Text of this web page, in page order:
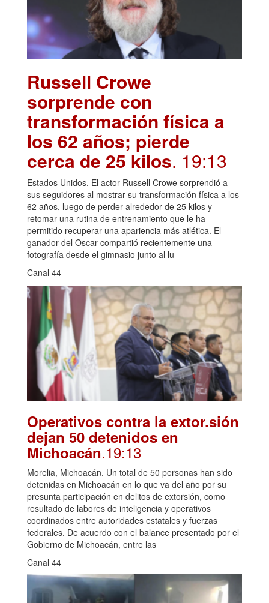
Russell Crowe
sorprende con
transformación física a
los 62 años; pierde
cerca de 25 kilos. 19:13
Estados Unidos. El actor Russell Crowe sorprendió a
sus seguidores al mostrar su transformación física a los
62 años, luego de perder alrededor de 25 kilos y
retomar una rutina de entrenamiento que le ha
permitido recuperar una apariencia más atlética. El
ganador del Oscar compartió recientemente una
fotografía desde el gimnasio junto al lu
Canal 44
Operativos contra la extor.sión
dejan 50 detenidos en
Michoacán.19:13
Morelia, Michoacán. Un total de 50 personas han sido
detenidas en Michoacán en lo que va del año por su
presunta participación en delitos de extorsión, como
resultado de labores de inteligencia y operativos
coordinados entre autoridades estatales y fuerzas
federales. De acuerdo con el balance presentado por el
Gobierno de Michoacán, entre las
Canal 44